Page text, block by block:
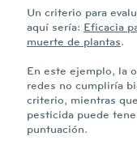
Un criterio para
aquí sería: Eficacia
muerte de plantas.
En este ejemplo, la
redes no cumpliría
criterio, mientras
pesticida puede
puntuación.